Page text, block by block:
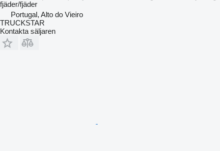
fjäder/fjäder
Portugal, Alto do Vieiro
TRUCKSTAR
Kontakta säljaren